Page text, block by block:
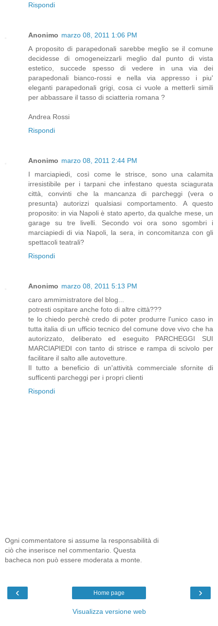
Rispondi
Anonimo marzo 08, 2011 1:06 PM
A proposito di parapedonali sarebbe meglio se il comune
decidesse di omogeneizzarli meglio dal punto di vista
estetico, succede spesso di vedere in una via dei
parapedonali bianco-rossi e nella via appresso i piu'
eleganti parapedonali grigi, cosa ci vuole a metterli simili
per abbassare il tasso di sciatteria romana ?
Andrea Rossi
Rispondi
Anonimo marzo 08, 2011 2:44 PM
I marciapiedi, così come le strisce, sono una calamita
irresistibile per i tarpani che infestano questa sciagurata
città, convinti che la mancanza di parcheggi (vera o
presunta) autorizzi qualsiasi comportamento. A questo
proposito: in via Napoli è stato aperto, da qualche mese, un
garage su tre livelli. Secondo voi ora sono sgombri i
marciapiedi di via Napoli, la sera, in concomitanza con gli
spettacoli teatrali?
Rispondi
Anonimo marzo 08, 2011 5:13 PM
caro ammimistratore del blog...
potresti ospitare anche foto di altre città???
te lo chiedo perchè credo di poter produrre l'unico caso in
tutta italia di un ufficio tecnico del comune dove vivo che ha
autorizzato, deliberato ed eseguito PARCHEGGI SUI
MARCIAPIEDI con tanto di strisce e rampa di scivolo per
facilitare il salto alle autovetture.
Il tutto a beneficio di un'attività commerciale sfornite di
sufficenti parcheggi per i propri clienti
Rispondi
Ogni commentatore si assume la responsabilità di
ciò che inserisce nel commentario. Questa
bacheca non può essere moderata a monte.
‹ ›
Home page
Visualizza versione web